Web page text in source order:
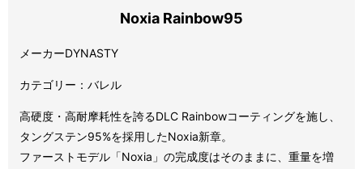
Noxia Rainbow95
メーカーDYNASTY
カテゴリー：バレル
高硬度・高耐摩耗性を誇るDLC Rainbowコーティングを施し、
タングステン95%を採用したNoxia新章。
ファーストモデル「Noxia」の完成度はそのままに、重量を増